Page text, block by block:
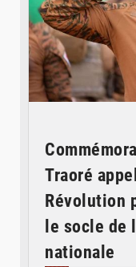
Traoré
Révolution
le socle de
nationale